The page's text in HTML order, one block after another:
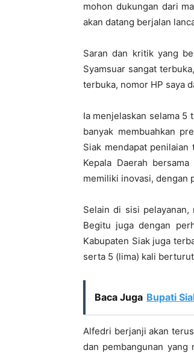
mohon dukungan dari
akan datang berjalan
Saran dan kritik yang
Syamsuar sangat
terbuka, nomor HP saya
Ia menjelaskan selama 5
banyak membuahkan
Siak mendapat
Kepala Daerah
memiliki inovasi, dengan
Selain di sisi
Begitu juga dengan
Kabupaten Siak juga
serta 5 (lima) kali
Baca Juga Bupati
Alfedri berjanji akan
dan pembangunan yang